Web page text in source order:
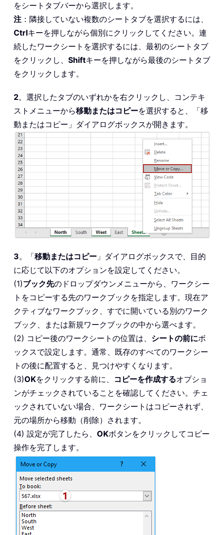
をシートタブバーから選択します。
注 ：隣接していない複数のシートタブを選択するには、
Ctrlキーを押しながら個別にクリックしてください。連
続したワークシートを選択するには、最初のシートタブ
をクリックし、 Shiftキーを押しながら最後のシートタブ
をクリックします。
2。選択したタブのいずれかを右クリックし、コンテキ
ストメニューから移動またはコピーを選択すると、「移
動またはコピー」ダイアログボックスが開きます。
3。「移動またはコピー 」ダイアログボックスで、目的
に応じて以下のオプションを設定してください。
(1)ブック先のドロップダウンメニューから、ワークシー
トをコピーする先のワークブックを指定します。現在ア
クティブなワークブック、すでに開いている別のワーク
ブック、または新規ワークブックの中から選べます。
(2) コピー後のワークシートの位置は、 シートの前にボ
ックスで設定します。通常、既存のすべてのワークシー
トの後に配置すると、見つけやすくなります。
(3)OKをクリックする前に、 コピーを作成するオプショ
ンがチェックされていることを確認してください。チェ
ックされていない場合、ワークシートはコピーされず、
元の場所から移動（削除）されます。
(4) 設定が完了したら、 OKボタンをクリックしてコピー
操作を完了します。